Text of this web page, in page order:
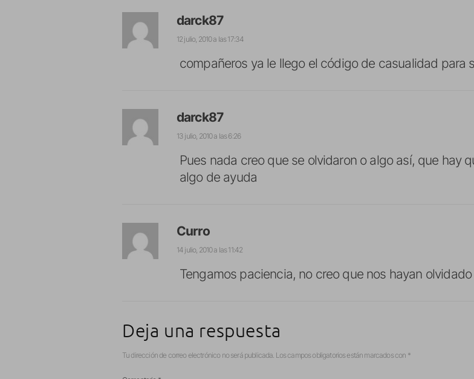
darck87
12 julio, 2010 a las 17:34
compañeros ya le llego el código de casualidad para
darck87
13 julio, 2010 a las 6:26
Pues nada creo que se olvidaron o algo así, que hay
algo de ayuda
Curro
14 julio, 2010 a las 11:42
Tengamos paciencia, no creo que nos hayan
Deja una respuesta
Tu dirección de correo electrónico no será publicada. Los campos obligatorios están marcados con *